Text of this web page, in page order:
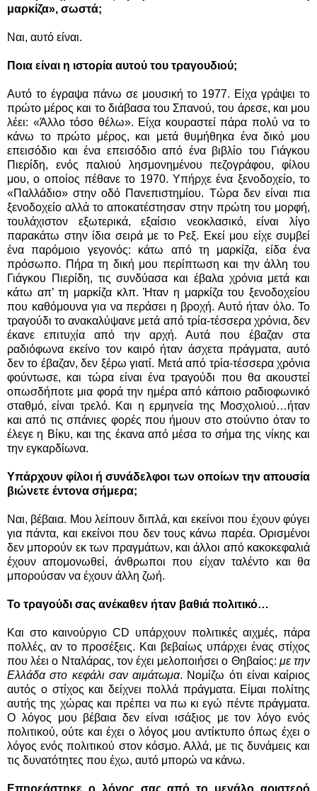
μαρκίζα», σωστά;
Ναι, αυτό είναι.
Ποια είναι η ιστορία αυτού του τραγουδιού;
Αυτό το έγραψα πάνω σε μουσική το 1977. Είχα γράψει το
πρώτο μέρος και το διάβασα του Σπανού, του άρεσε, και μου
λέει: «Άλλο τόσο θέλω». Είχα κουραστεί πάρα πολύ να το
κάνω το πρώτο μέρος, και μετά θυμήθηκα ένα δικό μου
επεισόδιο και ένα επεισόδιο από ένα βιβλίο του Γιάγκου
Πιερίδη, ενός παλιού λησμονημένου πεζογράφου, φίλου
μου, ο οποίος πέθανε το 1970. Υπήρχε ένα ξενοδοχείο, το
«Παλλάδιο» στην οδό Πανεπιστημίου. Τώρα δεν είναι πια
ξενοδοχείο αλλά το αποκατέστησαν στην πρώτη του μορφή,
τουλάχιστον εξωτερικά, εξαίσιο νεοκλασικό, είναι λίγο
παρακάτω στην ίδια σειρά με το Ρεξ. Εκεί μου είχε συμβεί
ένα παρόμοιο γεγονός: κάτω από τη μαρκίζα, είδα ένα
πρόσωπο. Πήρα τη δική μου περίπτωση και την άλλη του
Γιάγκου Πιερίδη, τις συνδύασα και έβαλα χρόνια μετά και
κάτω απ’ τη μαρκίζα κλπ. Ήταν η μαρκίζα του ξενοδοχείου
που καθόμουνα για να περάσει η βροχή. Αυτό ήταν όλο. Το
τραγούδι το ανακαλύψανε μετά από τρία-τέσσερα χρόνια, δεν
έκανε επιτυχία από την αρχή. Αυτά που έβαζαν στα
ραδιόφωνα εκείνο τον καιρό ήταν άσχετα πράγματα, αυτό
δεν το έβαζαν, δεν ξέρω γιατί. Μετά από τρία-τέσσερα χρόνια
φούντωσε, και τώρα είναι ένα τραγούδι που θα ακουστεί
οπωσδήποτε μια φορά την ημέρα από κάποιο ραδιοφωνικό
σταθμό, είναι τρελό. Και η ερμηνεία της Μοσχολιού…ήταν
και από τις σπάνιες φορές που ήμουν στο στούντιο όταν το
έλεγε η Βίκυ, και της έκανα από μέσα το σήμα της νίκης και
την εγκαρδίωνα.
Υπάρχουν φίλοι ή συνάδελφοι των οποίων την απουσία
βιώνετε έντονα σήμερα;
Ναι, βέβαια. Μου λείπουν διπλά, και εκείνοι που έχουν φύγει
για πάντα, και εκείνοι που δεν τους κάνω παρέα. Ορισμένοι
δεν μπορούν εκ των πραγμάτων, και άλλοι από κακοκεφαλιά
έχουν απομονωθεί, άνθρωποι που είχαν ταλέντο και θα
μπορούσαν να έχουν άλλη ζωή.
Το τραγούδι σας ανέκαθεν ήταν βαθιά πολιτικό…
Και στο καινούργιο CD υπάρχουν πολιτικές αιχμές, πάρα
πολλές, αν το προσέξεις. Και βεβαίως υπάρχει ένας στίχος
που λέει ο Νταλάρας, τον έχει μελοποιήσει ο Θηβαίος: με την
Ελλάδα στο κεφάλι σαν αιμάτωμα. Νομίζω ότι είναι καίριος
αυτός ο στίχος και δείχνει πολλά πράγματα. Είμαι πολίτης
αυτής της χώρας και πρέπει να πω κι εγώ πέντε πράγματα.
Ο λόγος μου βέβαια δεν είναι ισάξιος με τον λόγο ενός
πολιτικού, ούτε και έχει ο λόγος μου αντίκτυπο όπως έχει ο
λόγος ενός πολιτικού στον κόσμο. Αλλά, με τις δυνάμεις και
τις δυνατότητες που έχω, αυτό μπορώ να κάνω.